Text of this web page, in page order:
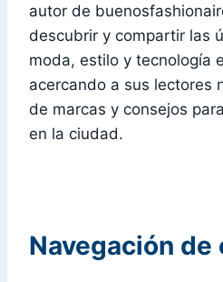
autor de
descubrir y compartir las
moda, estilo y tecnología
acercando a sus lectores
de marcas y consejos
en la ciudad.
Navegación de